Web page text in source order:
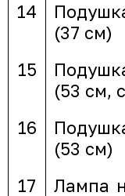
14
(37 см)
15
(53 см,
16
(53 см)
17
Лампа